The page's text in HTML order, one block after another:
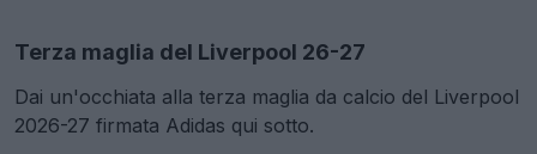
Terza maglia del Liverpool 26-27
Dai un'occhiata alla terza maglia da calcio del Liverpool
2026-27 firmata Adidas qui sotto.